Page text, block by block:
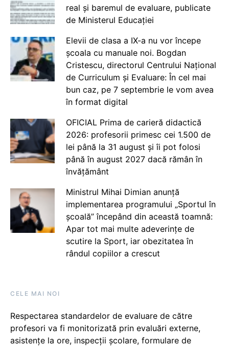
real și baremul de evaluare, publicate
de Ministerul Educației
Elevii de clasa a IX-a nu vor începe
școala cu manuale noi. Bogdan
Cristescu, directorul Centrului Național
de Curriculum și Evaluare: În cel mai
bun caz, pe 7 septembrie le vom avea
în format digital
OFICIAL Prima de carieră didactică
2026: profesorii primesc cei 1.500 de
lei până la 31 august și îi pot folosi
până în august 2027 dacă rămân în
învățământ
Ministrul Mihai Dimian anunță
implementarea programului „Sportul în
școală” începând din această toamnă:
Apar tot mai multe adeverințe de
scutire la Sport, iar obezitatea în
rândul copiilor a crescut
CELE MAI NOI
Respectarea standardelor de evaluare de către
profesori va fi monitorizată prin evaluări externe,
asistențe la ore, inspecții școlare, formulare de